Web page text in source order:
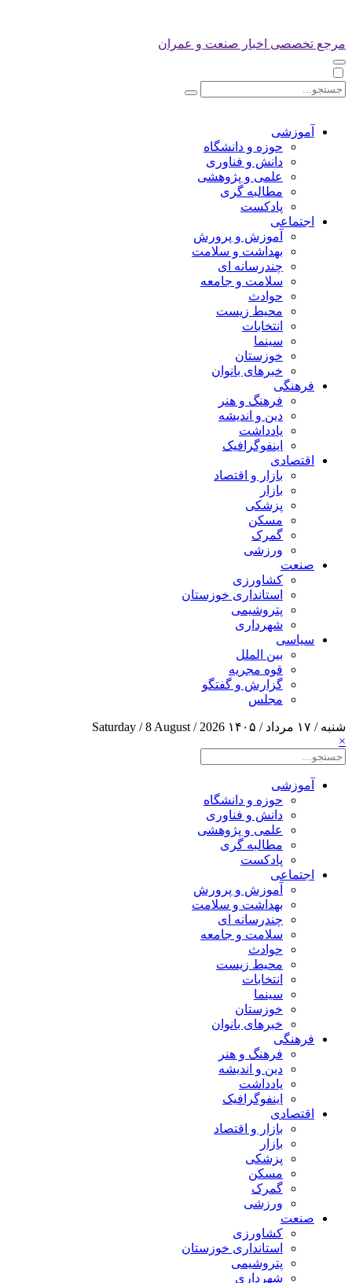
مرجع تخصصی اخبار صنعت و عمران
آموزشی
حوزه و دانشگاه
دانش و فناوری
علمی و پژوهشی
مطالبه گری
پادکست
اجتماعی
آموزش و پرورش
بهداشت و سلامت
چندرسانه ای
سلامت و جامعه
حوادث
محیط زیست
انتخابات
سینما
خوزستان
خبرهای بانوان
فرهنگی
فرهنگ و هنر
دین و اندیشه
یادداشت
اینفوگرافیک
اقتصادی
بازار و اقتصاد
بازار
پزشکی
مسکن
گمرک
ورزشی
صنعت
کشاورزی
استانداری خوزستان
پتروشیمی
شهرداری
سیاسی
بین الملل
قوه مجریه
گزارش و گفتگو
مجلس
شنبه / ۱۷ مرداد / ۱۴۰۵
Saturday / 8 August / 2026
×
آموزشی
حوزه و دانشگاه
دانش و فناوری
علمی و پژوهشی
مطالبه گری
پادکست
اجتماعی
آموزش و پرورش
بهداشت و سلامت
چندرسانه ای
سلامت و جامعه
حوادث
محیط زیست
انتخابات
سینما
خوزستان
خبرهای بانوان
فرهنگی
فرهنگ و هنر
دین و اندیشه
یادداشت
اینفوگرافیک
اقتصادی
بازار و اقتصاد
بازار
پزشکی
مسکن
گمرک
ورزشی
صنعت
کشاورزی
استانداری خوزستان
پتروشیمی
شهرداری